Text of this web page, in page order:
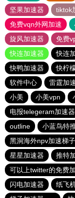
坚果加速器
tiktok
免费vqn外网加速
旋风加速器
免费
快连加速器
快连
快鸭加速器
快柠
软件中心
雷霆加
小美
小美vpn
电报telegeram加速器
outline
小蓝鸟特
黑洞海外npv加速梯子
星星加速器
推特
可以上twitter的免费
闪电加速器
纸飞